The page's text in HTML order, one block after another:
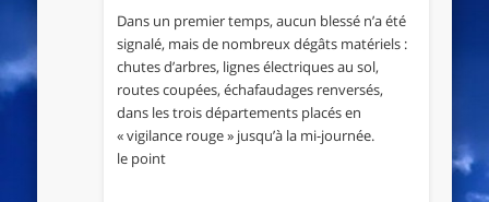
Dans un premier temps, aucun blessé n’a été
signalé, mais de nombreux dégâts matériels :
chutes d’arbres, lignes électriques au sol,
routes coupées, échafaudages renversés,
dans les trois départements placés en
« vigilance rouge » jusqu’à la mi-journée.
le point